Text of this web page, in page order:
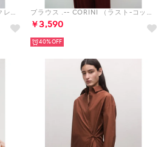
カーディガン .-- TENCY （ダークレッド） ブラウス .-- CORINI （ラスト-コッパー）
￥3,590
40%